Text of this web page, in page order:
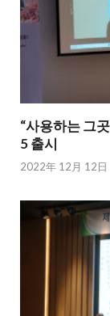
“사용하는 그
5 출시
2022年 12月 12日